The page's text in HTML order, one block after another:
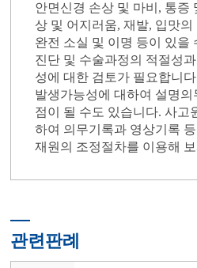
안면신경 손상 및 마비, 통증
상 및 어지러움, 재발, 입맛
완전 소실 및 이명 등이 있을
진단 및 수술과정의 적절성
성에 대한 검토가 필요합니
발생가능성에 대하여 설명
점이 될 수도 있습니다. 사고
하여 의무기록과 영상기록
재원의 조정절차를 이용해
관련판례